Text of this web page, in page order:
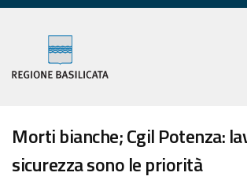
Morti bianche; Cgil Potenza:
sicurezza sono le priorità